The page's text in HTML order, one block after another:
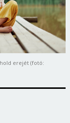
erejét (fotó: